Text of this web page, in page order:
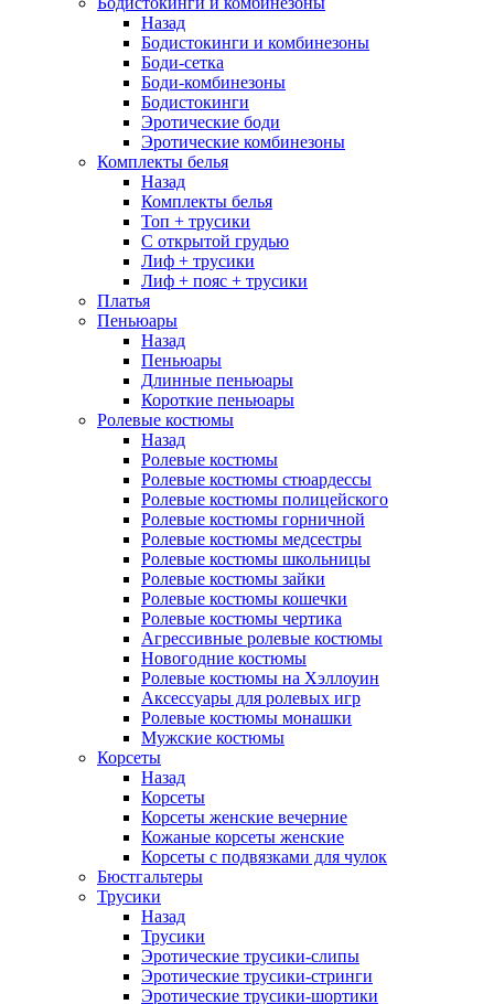
Назад
Бодистокинги и комбинезоны
Боди-сетка
Боди-комбинезоны
Бодистокинги
Эротические боди
Эротические комбинезоны
Комплекты белья
Назад
Комплекты белья
Топ + трусики
С открытой грудью
Лиф + трусики
Лиф + пояс + трусики
Платья
Пеньюары
Назад
Пеньюары
Длинные пеньюары
Короткие пеньюары
Ролевые костюмы
Назад
Ролевые костюмы
Ролевые костюмы стюардессы
Ролевые костюмы полицейского
Ролевые костюмы горничной
Ролевые костюмы медсестры
Ролевые костюмы школьницы
Ролевые костюмы зайки
Ролевые костюмы кошечки
Ролевые костюмы чертика
Агрессивные ролевые костюмы
Новогодние костюмы
Ролевые костюмы на Хэллоуин
Аксессуары для ролевых игр
Ролевые костюмы монашки
Мужские костюмы
Корсеты
Назад
Корсеты
Корсеты женские вечерние
Кожаные корсеты женские
Корсеты с подвязками для чулок
Бюстгальтеры
Трусики
Назад
Трусики
Эротические трусики-слипы
Эротические трусики-стринги
Эротические трусики-шортики